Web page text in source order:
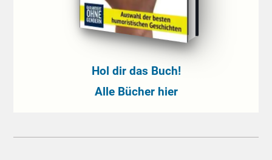
Hol dir das Buch!
Alle Bücher hier